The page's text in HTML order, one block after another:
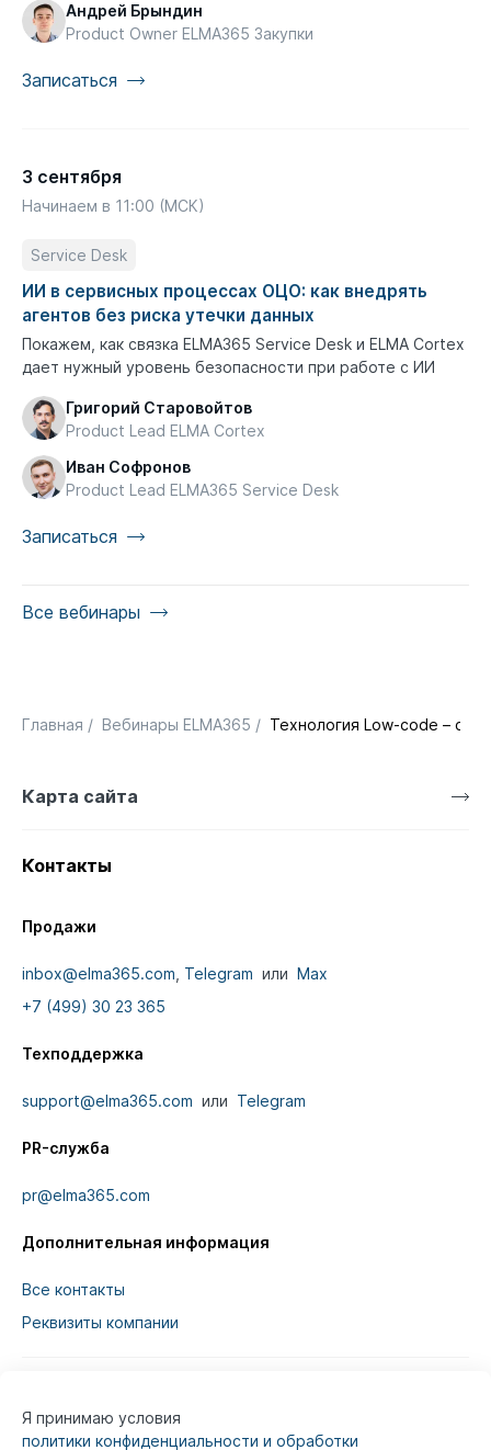
Андрей Брындин
Product Owner ELMA365 Закупки
Записаться
3 сентября
Начинаем в 11:00 (МСК)
Service Desk
ИИ в сервисных процессах ОЦО: как внедрять
агентов без риска утечки данных
Покажем, как связка ELMA365 Service Desk и ELMA Cortex
дает нужный уровень безопасности при работе с ИИ
Григорий Старовойтов
Product Lead ELMA Cortex
Иван Софронов
Product Lead ELMA365 Service Desk
Записаться
Все вебинары
Главная / Вебинары ELMA365 / Технология Low-code –
Карта сайта
Контакты
Продажи
inbox@elma365.com Telegram или Max
+7 (499) 30 23 365
Техподдержка
support@elma365.com или Telegram
PR-служба
pr@elma365.com
Дополнительная информация
Все контакты
Реквизиты компании
Информация на сайте предназначена для
Я принимаю условия
политики конфиденциальности и обработки